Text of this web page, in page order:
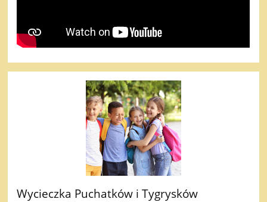
Wycieczka Puchatków i Tygrysków